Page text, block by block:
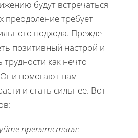
будут встречаться
преодоление требует
подхода. Прежде
позитивный настрой и
как нечто
помогают нам
и стать сильнее. Вот
препятствия: